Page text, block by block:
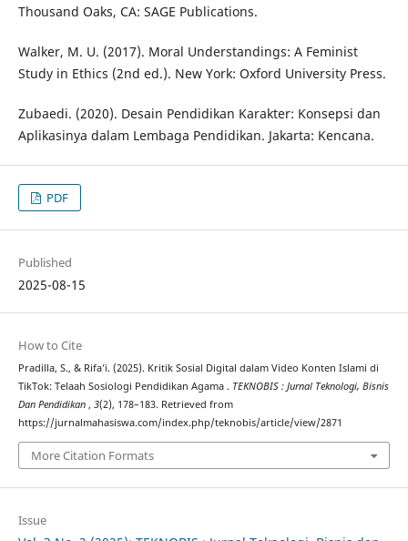
Thousand Oaks, CA: SAGE Publications.
Walker, M. U. (2017). Moral Understandings: A Feminist
Study in Ethics (2nd ed.). New York: Oxford University Press.
Zubaedi. (2020). Desain Pendidikan Karakter: Konsepsi dan
Aplikasinya dalam Lembaga Pendidikan. Jakarta: Kencana.
PDF
Published
2025-08-15
How to Cite
Pradilla, S., & Rifa’i. (2025). Kritik Sosial Digital dalam Video Konten Islami di
TikTok: Telaah Sosiologi Pendidikan Agama . TEKNOBIS : Jurnal Teknologi, Bisnis
Dan Pendidikan , 3(2), 178–183. Retrieved from
https://jurnalmahasiswa.com/index.php/teknobis/article/view/2871
More Citation Formats
Issue